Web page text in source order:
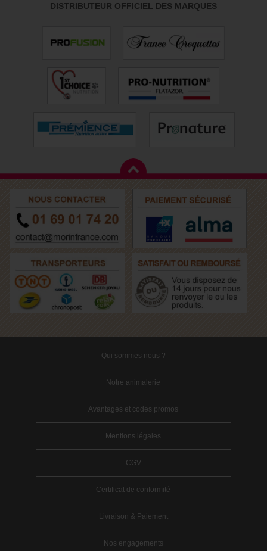
DISTRIBUTEUR OFFICIEL DES MARQUES
Qui sommes nous ?
Notre animalerie
Avantages et codes promos
Mentions légales
CGV
Certificat de conformité
Livraison & Paiement
Nos engagements